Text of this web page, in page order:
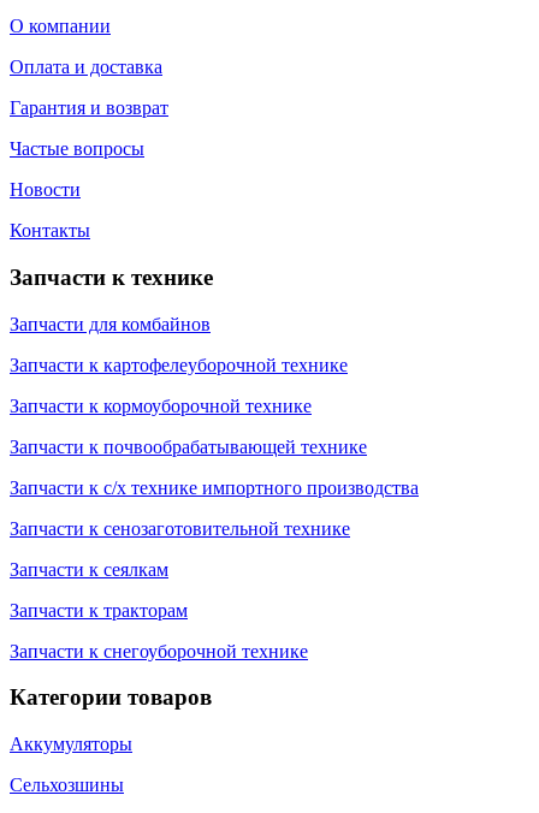
О компании
Оплата и доставка
Гарантия и возврат
Частые вопросы
Новости
Контакты
Запчасти к технике
Запчасти для комбайнов
Запчасти к картофелеуборочной технике
Запчасти к кормоуборочной технике
Запчасти к почвообрабатывающей технике
Запчасти к с/х технике импортного производства
Запчасти к сенозаготовительной технике
Запчасти к сеялкам
Запчасти к тракторам
Запчасти к снегоуборочной технике
Категории товаров
Аккумуляторы
Сельхозшины